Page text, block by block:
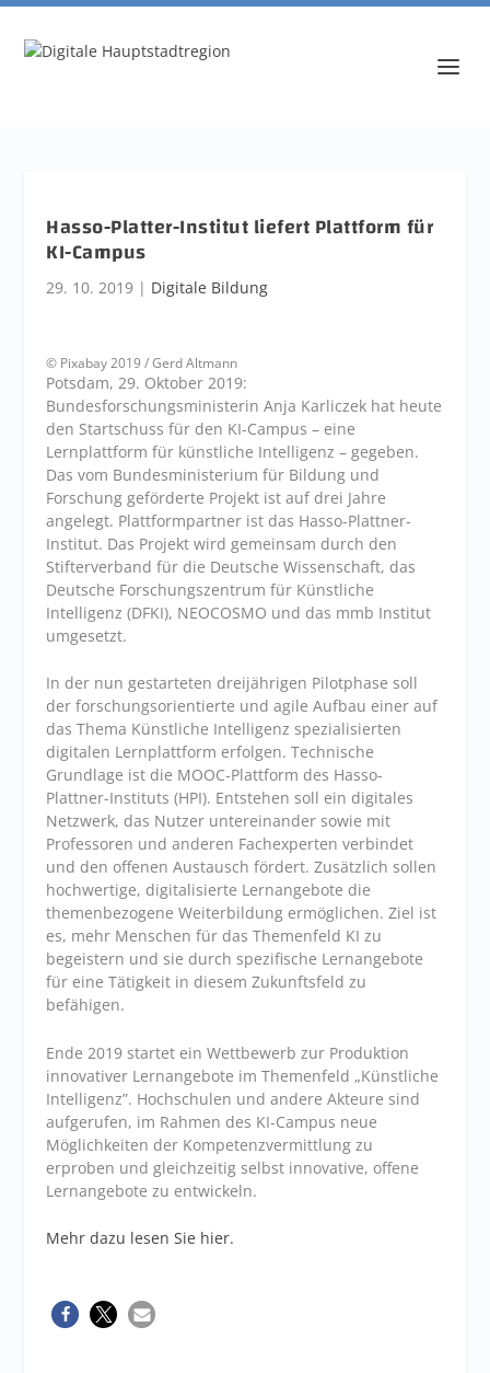
Hasso-Platter-Institut liefert Plattform für
KI-Campus
29. 10. 2019 | Digitale Bildung
© Pixabay 2019 / Gerd Altmann
Potsdam, 29. Oktober 2019:
Bundesforschungsministerin Anja Karliczek hat heute
den Startschuss für den KI-Campus – eine
Lernplattform für künstliche Intelligenz – gegeben.
Das vom Bundesministerium für Bildung und
Forschung geförderte Projekt ist auf drei Jahre
angelegt. Plattformpartner ist das Hasso-Plattner-
Institut. Das Projekt wird gemeinsam durch den
Stifterverband für die Deutsche Wissenschaft, das
Deutsche Forschungszentrum für Künstliche
Intelligenz (DFKI), NEOCOSMO und das mmb Institut
umgesetzt.
In der nun gestarteten dreijährigen Pilotphase soll
der forschungsorientierte und agile Aufbau einer auf
das Thema Künstliche Intelligenz spezialisierten
digitalen Lernplattform erfolgen. Technische
Grundlage ist die MOOC-Plattform des Hasso-
Plattner-Instituts (HPI). Entstehen soll ein digitales
Netzwerk, das Nutzer untereinander sowie mit
Professoren und anderen Fachexperten verbindet
und den offenen Austausch fördert. Zusätzlich sollen
hochwertige, digitalisierte Lernangebote die
themenbezogene Weiterbildung ermöglichen. Ziel ist
es, mehr Menschen für das Themenfeld KI zu
begeistern und sie durch spezifische Lernangebote
für eine Tätigkeit in diesem Zukunftsfeld zu
befähigen.
Ende 2019 startet ein Wettbewerb zur Produktion
innovativer Lernangebote im Themenfeld „Künstliche
Intelligenz”. Hochschulen und andere Akteure sind
aufgerufen, im Rahmen des KI-Campus neue
Möglichkeiten der Kompetenzvermittlung zu
erproben und gleichzeitig selbst innovative, offene
Lernangebote zu entwickeln.
Mehr dazu lesen Sie hier.